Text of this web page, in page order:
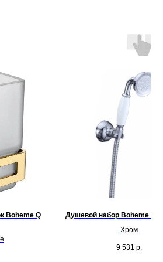
Boheme Q
Душевой набор Boheme
Хром
9 531 р.